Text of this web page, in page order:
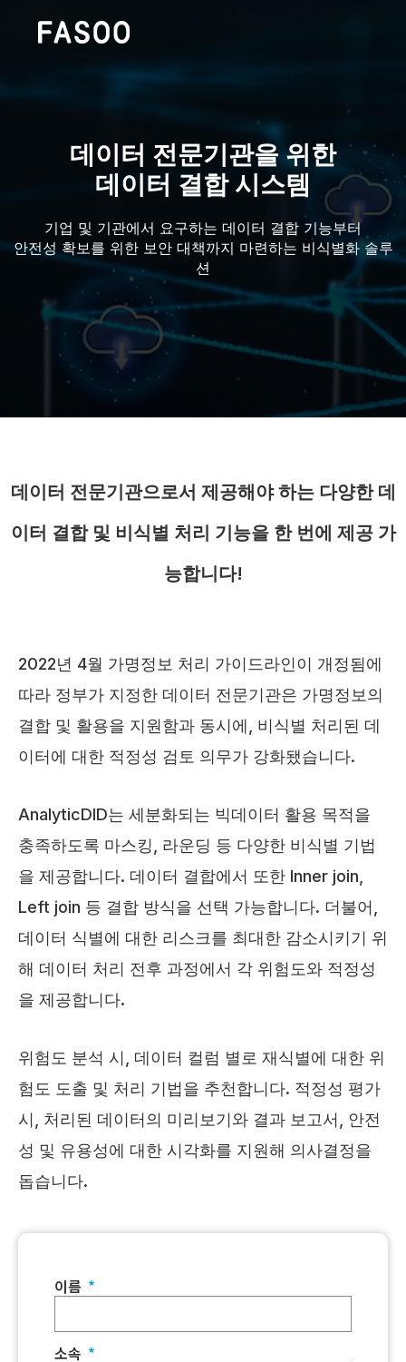
데이터 전문기관을 위한
데이터 결합 시스템
기업 및 기관에서 요구하는 데이터 결합 기능부터
안전성 확보를 위한 보안 대책까지 마련하는 비식별화 솔루
션
데이터 전문기관으로서 제공해야 하는 다양한데
이터 결합 및 비식별 처리 기능을 한 번에 제공 가
능합니다!
2022년 4월 가명정보 처리 가이드라인이 개정됨에
따라 정부가 지정한 데이터 전문기관은 가명정보의
결합 및 활용을 지원함과 동시에, 비식별 처리된 데
이터에 대한 적정성 검토 의무가 강화됐습니다.
AnalyticDID는 세분화되는 빅데이터 활용 목적을
충족하도록 마스킹, 라운딩 등 다양한 비식별 기법
을 제공합니다. 데이터 결합에서 또한 Inner join,
Left join 등 결합 방식을 선택 가능합니다. 더불어,
데이터 식별에 대한 리스크를 최대한 감소시키기 위
해 데이터 처리 전후 과정에서 각 위험도와 적정성
을 제공합니다.
위험도 분석 시, 데이터 컬럼 별로 재식별에 대한 위
험도 도출 및 처리 기법을 추천합니다. 적정성 평가
시, 처리된 데이터의 미리보기와 결과 보고서, 안전
성 및 유용성에 대한 시각화를 지원해 의사결정을
돕습니다.
이름
소속